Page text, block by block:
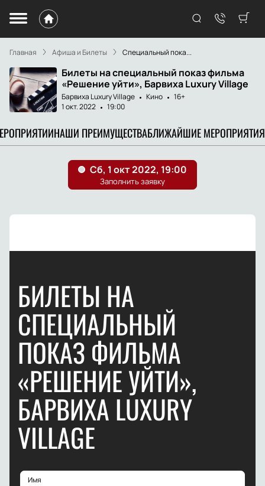
Главная Афиша и Билеты Специальный пока...
Билеты на специальный показ фильма
«Решение уйти», Барвиха Luxury Village
Барвиха Luxury Village Кино
16+
1 окт. 2022
19:00
НАШИ ПРЕИМУЩЕСТВАБЛИЖАЙШИЕ МЕРОПРИЯТИЯ
БИЛЕТЫ НА
СПЕЦИАЛЬНЫЙ
ПОКАЗ ФИЛЬМА
«РЕШЕНИЕ УЙТИ»,
БАРВИХА LUXURY
VILLAGE
Имя